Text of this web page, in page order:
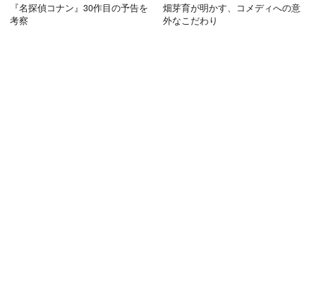
『名探偵コナン』30作目の予告を
考察
畑芽育が明かす、コメディへの意
外なこだわり